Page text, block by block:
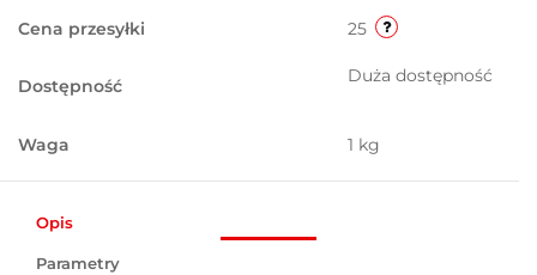
Cena przesyłki 25
Dostępność Duża dostępność
Waga 1 kg
Opis
Parametry